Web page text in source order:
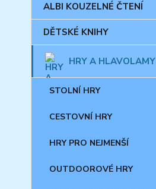
ALBI KOUZELNÉ ČTENÍ
DĚTSKÉ KNIHY
HRY A HLAVOLAMY
STOLNÍ HRY
CESTOVNÍ HRY
HRY PRO NEJMENŠÍ
OUTDOOROVÉ HRY